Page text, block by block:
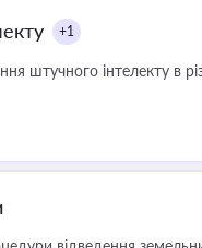
+1
штучного інтелекту в